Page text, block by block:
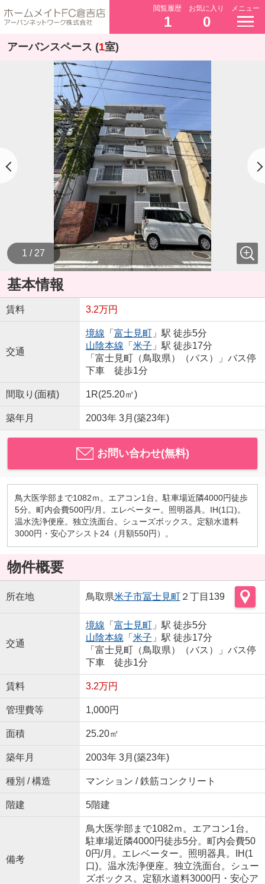
閲覧履歴
1
お気に入り
0
メニュー
アーバンスペース (1室)
1 / 27
基本情報
賃料 3.2万円
交通
境線 「 富士見町」駅 徒歩5分
山陰本線 「 米子 」駅 徒歩17分
「富士見町（鳥取県）（バス）」バス停
下車 徒歩1分
間取り(面積) 1R(25.20㎡)
築年月 2003年 3月(築23年)
お問い合わせ(無料)
鳥大医学部まで1082ｍ。エアコン1台。駐車場近隣4000円徒歩
5分。町内会費500円/月。エレベーター。照明器具。IH(1口)。
温水洗浄便座。独立洗面台。シューズボックス。定額水道料
3000円・安心アシスト24（月額550円）。
物件概要
所在地 鳥取県米子市冨士見町２丁目139
交通
境線 「 富士見町」駅 徒歩5分
山陰本線 「 米子 」駅 徒歩17分
「富士見町（鳥取県）（バス）」バス停
下車 徒歩1分
賃料 3.2万円
管理費等 1,000円
面積 25.20㎡
築年月 2003年 3月(築23年)
種別 / 構造 マンション / 鉄筋コンクリート
階建 5階建
備考
鳥大医学部まで1082ｍ。エアコン1台。
駐車場近隣4000円徒歩5分。町内会費50
0円/月。エレベーター。照明器具。IH(1
口)。温水洗浄便座。独立洗面台。シュー
ズボックス。定額水道料3000円・安心ア